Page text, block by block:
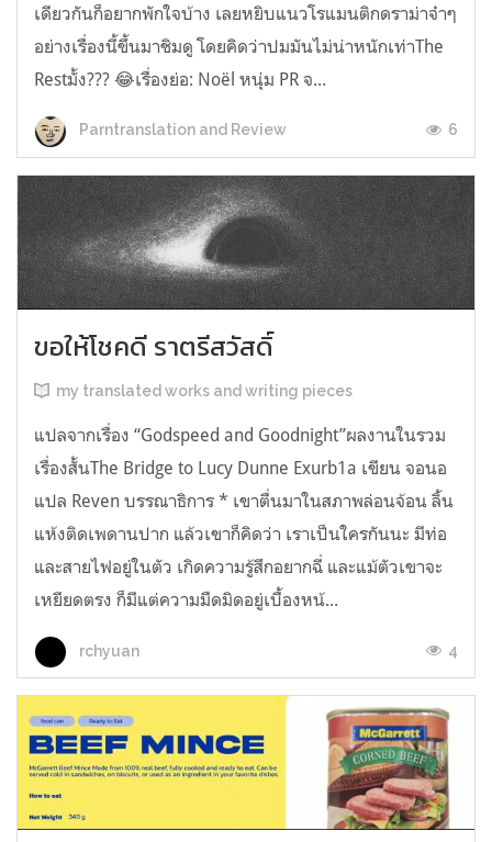
เดียวกันก็อยากพักใจบ้าง เลยหยิบแนวโรแมนติกดราม่าจ๋าๆ
อย่างเรื่องนี้ขึ้นมาชิมดู โดยคิดว่าปมมันไม่น่าหนักเท่าThe
Restมั้ง??? 😂เรื่องย่อ: Noël หนุ่ม PR จ...
Parntranslation and Review 6
ขอให้โชคดี ราตรีสวัสดิ์
my translated works and writing pieces
แปลจากเรื่อง “Godspeed and Goodnight”ผลงานในรวม
เรื่องสั้นThe Bridge to Lucy Dunne Exurb1a เขียน จอนอ
แปล Reven บรรณาธิการ * เขาตื่นมาในสภาพล่อนจ้อน ลิ้น
แห้งติดเพดานปาก แล้วเขาก็คิดว่า เราเป็นใครกันนะ มีท่อ
และสายไฟอยู่ในตัว เกิดความรู้สึกอยากฉี่ และแม้ตัวเขาจะ
เหยียดตรง ก็มีแต่ความมืดมิดอยู่เบื้องหน้...
rchyuan 4